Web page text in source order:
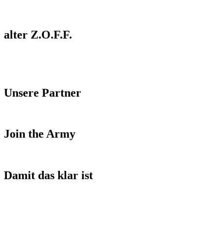
alter Z.O.F.F.
Unsere Partner
Join the Army
Damit das klar ist